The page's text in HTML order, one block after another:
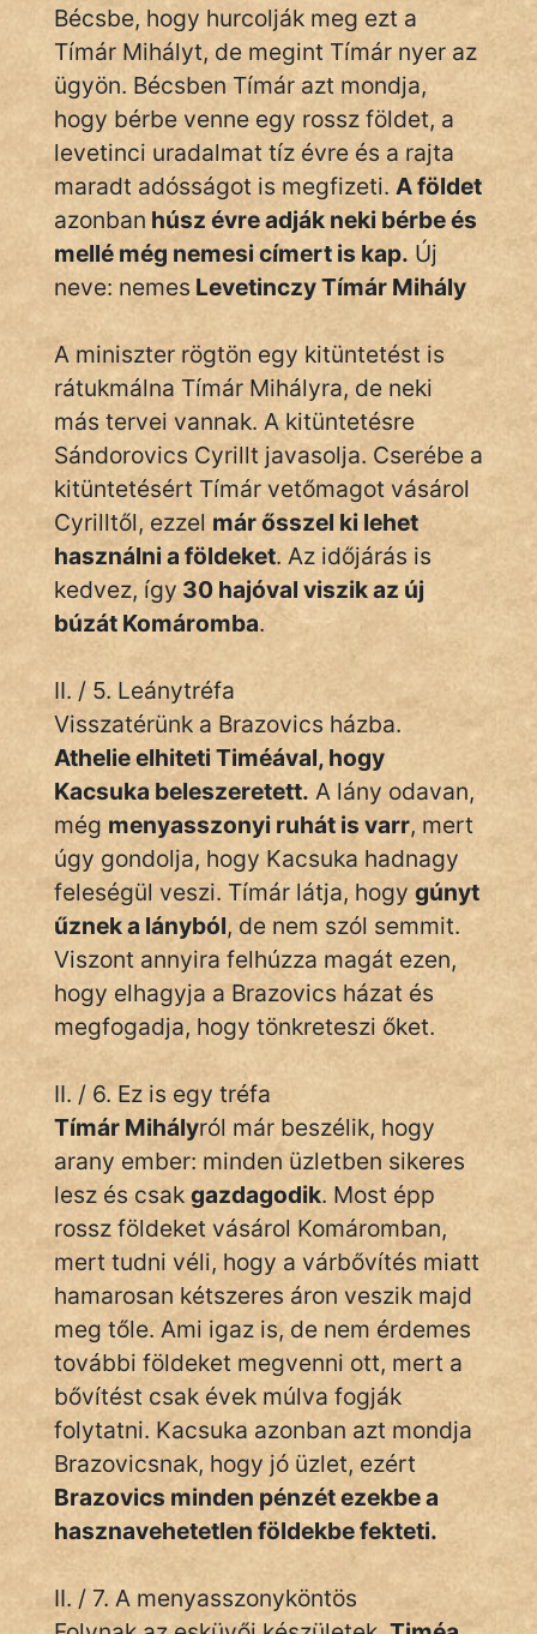
Bécsbe, hogy hurcolják meg ezt a
Tímár Mihályt, de megint Tímár nyer az
ügyön. Bécsben Tímár azt mondja,
hogy bérbe venne egy rossz földet, a
levetinci uradalmat tíz évre és a rajta
maradt adósságot is megfizeti. A földet
azonban húsz évre adják neki bérbe és
mellé még nemesi címert is kap. Új
neve: nemes Levetinczy Tímár Mihály
A miniszter rögtön egy kitüntetést is
rátukmálna Tímár Mihályra, de neki
más tervei vannak. A kitüntetésre
Sándorovics Cyrillt javasolja. Cserébe a
kitüntetésért Tímár vetőmagot vásárol
Cyrilltől, ezzel már ősszel ki lehet
használni a földeket. Az időjárás is
kedvez, így 30 hajóval viszik az új
búzát Komáromba.
II. / 5. Leánytréfa
Visszatérünk a Brazovics házba.
Athelie elhiteti Timéával, hogy
Kacsuka beleszeretett. A lány odavan,
még menyasszonyi ruhát is varr, mert
úgy gondolja, hogy Kacsuka hadnagy
feleségül veszi. Tímár látja, hogy gúnyt
űznek a lányból, de nem szól semmit.
Viszont annyira felhúzza magát ezen,
hogy elhagyja a Brazovics házat és
megfogadja, hogy tönkreteszi őket.
II. / 6. Ez is egy tréfa
Tímár Mihályról már beszélik, hogy
arany ember: minden üzletben sikeres
lesz és csak gazdagodik. Most épp
rossz földeket vásárol Komáromban,
mert tudni véli, hogy a várbővítés miatt
hamarosan kétszeres áron veszik majd
meg tőle. Ami igaz is, de nem érdemes
további földeket megvenni ott, mert a
bővítést csak évek múlva fogják
folytatni. Kacsuka azonban azt mondja
Brazovicsnak, hogy jó üzlet, ezért
Brazovics minden pénzét ezekbe a
hasznavehetetlen földekbe fekteti.
II. / 7. A menyasszonyköntös